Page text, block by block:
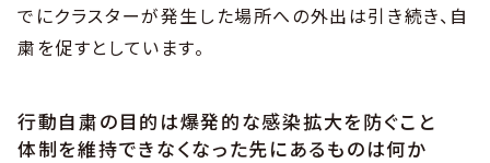
でにクラスターが発生した場所への外出は引き続き、自
粛を促すとしています。
行動自粛の目的は爆発的な感染拡大を防ぐこと
体制を維持できなくなった先にあるものは何か